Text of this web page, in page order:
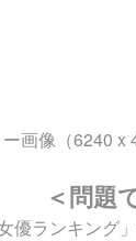
像（6240 x
＜問題
ランキング